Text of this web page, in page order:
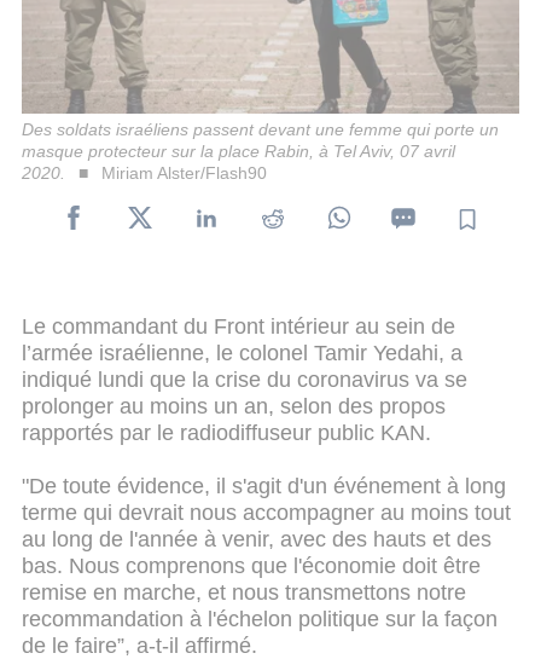
Des soldats israéliens passent devant une femme qui porte un
masque protecteur sur la place Rabin, à Tel Aviv, 07 avril
2020.
Miriam Alster/Flash90
Le commandant du Front intérieur au sein de
l’armée israélienne, le colonel Tamir Yedahi, a
indiqué lundi que la crise du coronavirus va se
prolonger au moins un an, selon des propos
rapportés par le radiodiffuseur public KAN.
"De toute évidence, il s'agit d'un événement à long
terme qui devrait nous accompagner au moins tout
au long de l'année à venir, avec des hauts et des
bas. Nous comprenons que l'économie doit être
remise en marche, et nous transmettons notre
recommandation à l'échelon politique sur la façon
de le faire”, a-t-il affirmé.